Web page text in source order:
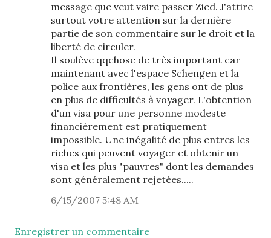
message que veut vaire passer Zied. J'attire
surtout votre attention sur la dernière
partie de son commentaire sur le droit et la
liberté de circuler.
Il soulève qqchose de très important car
maintenant avec l'espace Schengen et la
police aux frontières, les gens ont de plus
en plus de difficultés à voyager. L'obtention
d'un visa pour une personne modeste
financièrement est pratiquement
impossible. Une inégalité de plus entres les
riches qui peuvent voyager et obtenir un
visa et les plus "pauvres" dont les demandes
sont généralement rejetées.....
6/15/2007 5:48 AM
Enregistrer un commentaire